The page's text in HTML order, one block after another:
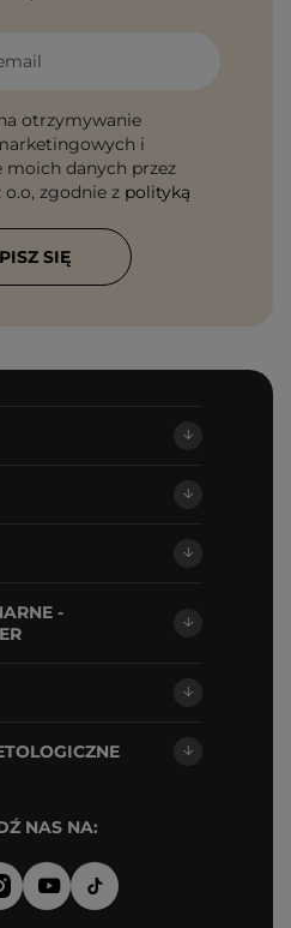
otrzymywanie
i
moich danych przez
o.o, zgodnie z polityką
SIĘ
-
NAS NA: